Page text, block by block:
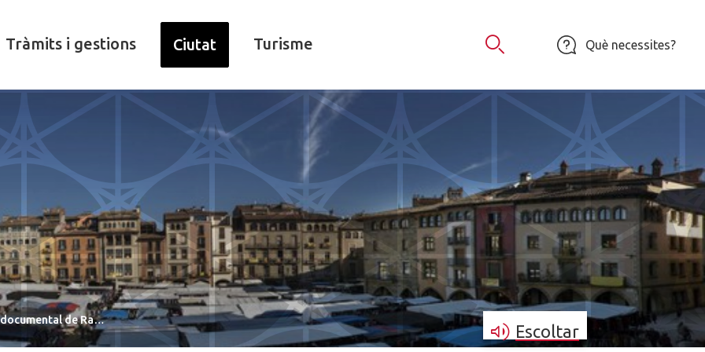
Obrir Cercador
Què necessites?
Tràmits i gestions Ciutat Turisme
Escoltar
de Ra…